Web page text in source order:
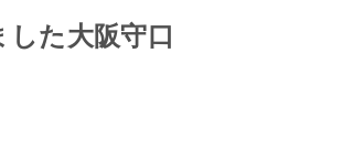
た大阪守口